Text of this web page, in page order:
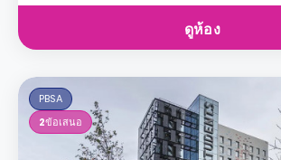
ดูห้อง
PBSA
2ข้อเสนอ